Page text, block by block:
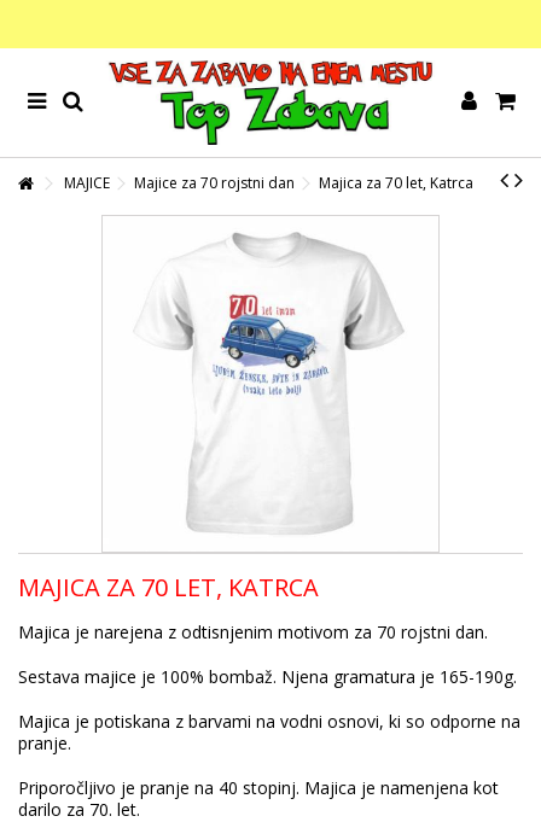
MAJICE Majice za 70 rojstni dan Majica za 70 let, Katrca
MAJICA ZA 70 LET, KATRCA
Majica je narejena z odtisnjenim motivom za 70 rojstni dan.
Sestava majice je 100% bombaž. Njena gramatura je 165-190g.
Majica je potiskana z barvami na vodni osnovi, ki so odporne na
pranje.
Priporočljivo je pranje na 40 stopinj. Majica je namenjena kot
darilo za 70. let.